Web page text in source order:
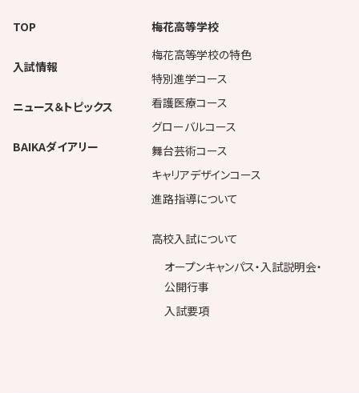
TOP
入試情報
ニュース＆トピックス
BAIKAダイアリー
梅花高等学校
梅花高等学校の特色
特別進学コース
看護医療コース
グローバルコース
舞台芸術コース
キャリアデザインコース
進路指導について
高校入試について
オープンキャンパス・入試説明会・
公開行事
入試要項